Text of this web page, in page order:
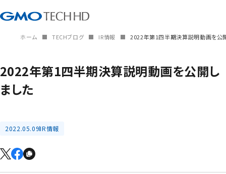
ホーム TECHブログ IR情報 2022年第1四半期決算説明動画を公
2022年第1四半期決算説明動画を公開し
ました
2022.05.09IR情報